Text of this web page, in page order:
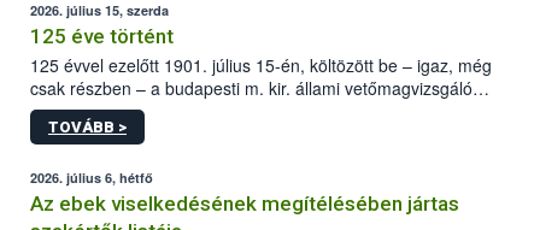
2026. július 15, szerda
125 éve történt
125 évvel ezelőtt 1901. július 15-én, költözött be – igaz, még
csak részben – a budapesti m. kir. állami vetőmagvizsgáló
állomás a Kis Rókus utca 15. szám alatti, Czigler Győző által
tervezett új épületébe.
TOVÁBB >
2026. július 6, hétfő
Az ebek viselkedésének megítélésében jártas